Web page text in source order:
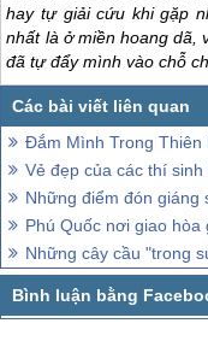
hay tự giải cứu khi gặp
nhất là ở miền hoang dã,
đã tự đẩy mình vào chỗ
Đắm Mình Trong Thiên Nhiên Hòn
Vẻ đẹp của các thí sinh hoa hậu
Những điểm đón giáng
Phú Quốc nơi giao
Những cây cầu "trong